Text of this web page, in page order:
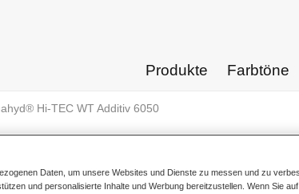
Produkte Farbtöne
Hi-TEC WT Additiv 6050
Daten, um unsere Websites und Dienste zu messen und zu
und personalisierte Inhalte und Werbung bereitzustellen. Wenn Sie